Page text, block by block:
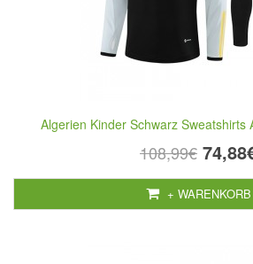
Algerien Kinder Schwarz Sweatshirts
108,99€
+ WARENKORB